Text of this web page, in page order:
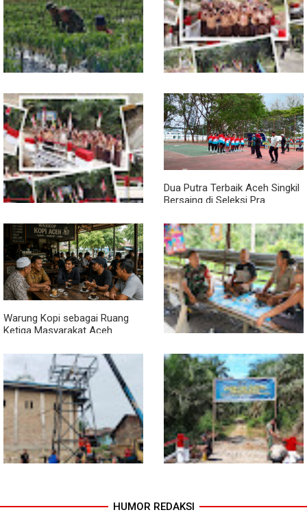
Pendampingan Babinsa
Dorong Petani Tingkatkan Hasil
Tanaman Cabai
Jembatan Garuda Rampung,
Akses Warga Teladan Baru–
Kuala Kepeng Kini Semakin
Lancar
Jembatan Garuda Rampung,
Warga Teladan Baru Kini
Nikmati Akses Lebih Lancar
Dua Putra Terbaik Aceh Singkil
Bersaing di Seleksi Pra
Warung Kopi sebagai Ruang
Ketiga Masyarakat Aceh
Lewat Komsos di Warung
Kopi, Babinsa Bangun Sinergi
dan Kekompakan Warga
Progres TNI AD Manunggal Air
Kodim 0118 Tancap Gas
HUMOR REDAKSI